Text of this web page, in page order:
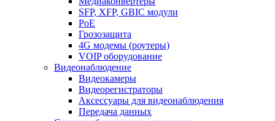
SFP, XFP, GBIC модули
PoE
Грозозащита
4G модемы (роутеры)
VOIP оборудование
Видеонаблюдение
Видеокамеры
Видеорегистраторы
Аксессуары для видеонаблюдения
Передача данных